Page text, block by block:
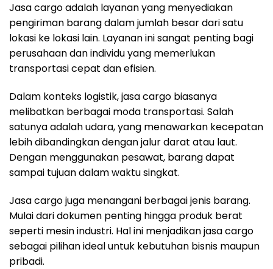
Jasa cargo adalah layanan yang menyediakan
pengiriman barang dalam jumlah besar dari satu
lokasi ke lokasi lain. Layanan ini sangat penting bagi
perusahaan dan individu yang memerlukan
transportasi cepat dan efisien.
Dalam konteks logistik, jasa cargo biasanya
melibatkan berbagai moda transportasi. Salah
satunya adalah udara, yang menawarkan kecepatan
lebih dibandingkan dengan jalur darat atau laut.
Dengan menggunakan pesawat, barang dapat
sampai tujuan dalam waktu singkat.
Jasa cargo juga menangani berbagai jenis barang.
Mulai dari dokumen penting hingga produk berat
seperti mesin industri. Hal ini menjadikan jasa cargo
sebagai pilihan ideal untuk kebutuhan bisnis maupun
pribadi.